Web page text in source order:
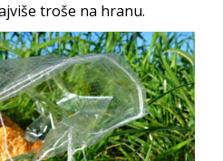
troše na hranu.